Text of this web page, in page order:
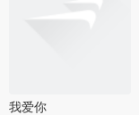
我爱你